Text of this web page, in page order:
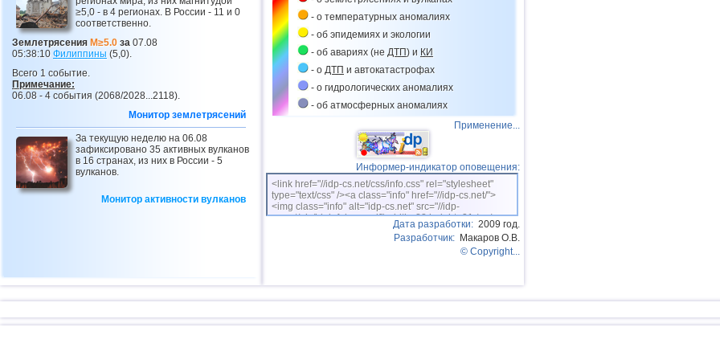
≥5,0 - в 4 регионах. В России - 11 и 0
соответственно.
Землетрясения M≥5.0 за 07.08
05:38:10 Филиппины (5,0).
Всего 1 событие.
Примечание:
06.08 - 4 события (2068/2028...2118).
Монитор землетрясений
За текущую неделю на 06.08
зафиксировано 35 активных вулканов
в 16 странах, из них в России - 5
вулканов.
Монитор активности вулканов
- о температурных аномалиях
- об эпидемиях и экологии
- об авариях (не ДТП) и КИ
- о ДТП и автокатастрофах
- о гидрологических аномалиях
- об атмосферных аномалиях
Применение...
Информер-индикатор оповещения:
<link href="//idp-cs.net/css/info.css" rel="stylesheet"
type="text/css" /><a class="info" href="//idp-cs.net/">
<img class="info" alt="idp-cs.net" src="//idp-
cs.net/pix/idpinfok_sm.gif" width=88 height=31 /></a>
Дата разработки: 2009 год.
Разработчик: Макаров О.В.
© Copyright...